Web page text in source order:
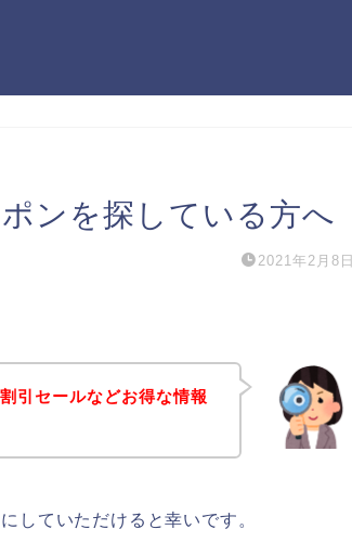
ンを探している方へ
2021年2月8日
引セールなどお得な情報
していただけると幸いです。